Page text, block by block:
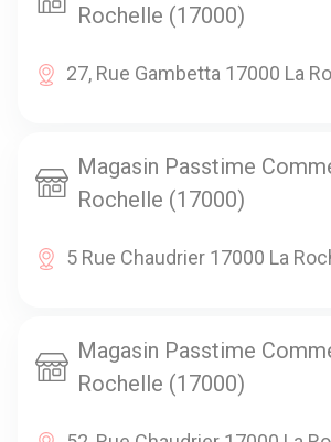
Rochelle (17000)
27, Rue Gambetta 17000 La
Magasin Passtime
Rochelle (17000)
5 Rue Chaudrier 17000 La
Magasin Passtime
Rochelle (17000)